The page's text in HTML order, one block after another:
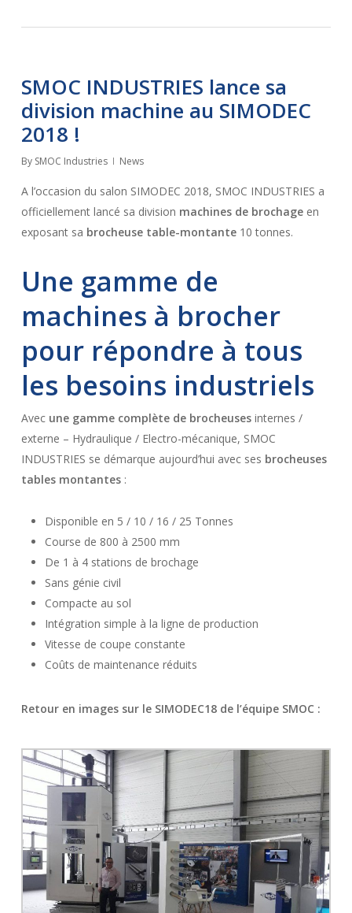
SMOC INDUSTRIES lance sa
division machine au SIMODEC
2018 !
By SMOC Industries News
A l’occasion du salon SIMODEC 2018, SMOC INDUSTRIES a
officiellement lancé sa division machines de brochageen
exposant sa brocheuse table-montante10 tonnes.
Une gamme de
machines à brocher
pour répondre à tous
les besoins industriels
Avec une gamme complète de brocheusesinternes /
externe – Hydraulique / Electro-mécanique, SMOC
INDUSTRIES se démarque aujourd’hui avec ses brocheuses
tables montantes:
Disponible en 5 / 10 / 16 / 25 Tonnes
Course de 800 à 2500 mm
De 1 à 4 stations de brochage
Sans génie civil
Compacte au sol
Intégration simple à la ligne de production
Vitesse de coupe constante
Coûts de maintenance réduits
Retour en images sur le SIMODEC18 de l’équipe SMOC :